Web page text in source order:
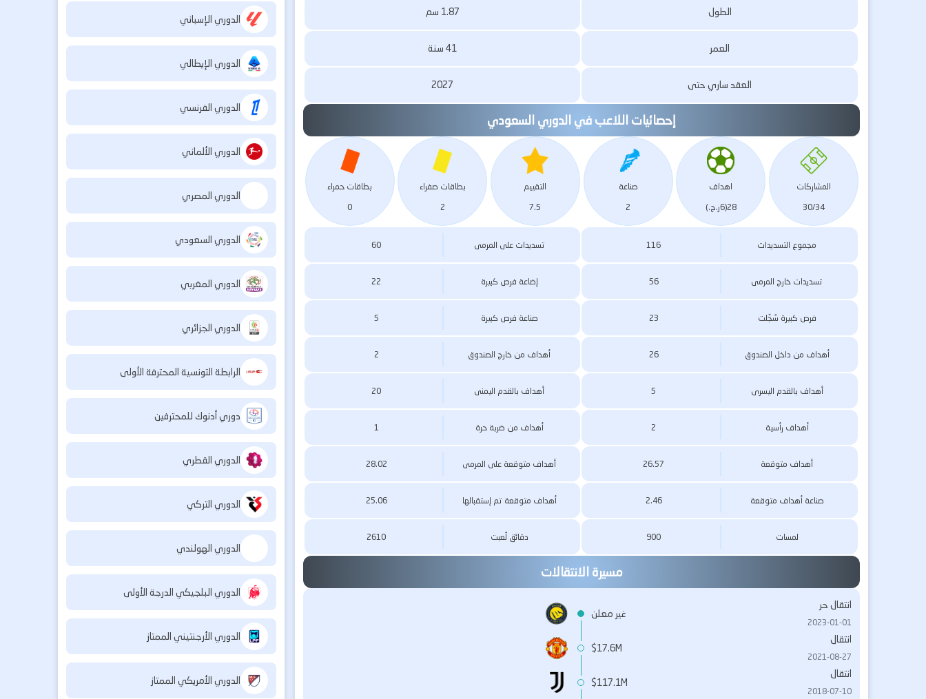
الطول 1.87 سم
العمر 41 سنة
العقد ساري حتى 2027
إحصائيات اللاعب في الدوري السعودي
المشاركات
30/34
اهداف
28(6ر.ج.)
صناعة
2
التقييم
7.5
بطاقات صفراء
2
بطاقات حمراء
0
مجموع التسديدات 116 تسديدات على المرمى 60
تسديدات خارج المرمى 56 إضاعة فرص كبيرة 22
فرص كبيرة سُجّلت 23 صناعة فرص كبيرة 5
أهداف من داخل الصندوق 26 أهداف من خارج الصندوق 2
أهداف بالقدم اليسرى 5 أهداف بالقدم اليمنى 20
أهداف رأسية 2 أهداف من ضربة حرة 1
أهداف متوقعة 26.57 أهداف متوقعة على المرمى 28.02
صناعة أهداف متوقعة 2.46 أهداف متوقعة تم إستقبالها 25.06
لمسات 900 دقائق لُعبت 2610
مسيرة الانتقالات
انتقال حر
2023-01-01
غير معلن
انتقال
2021-08-27
$17.6M
انتقال
2018-07-10
$117.1M
الدوري الإسباني
الدوري الإيطالي
الدوري الفرنسي
الدوري الألماني
الدوري المصري
الدوري السعودي
الدوري المغربي
الدوري الجزائري
الرابطة التونسية المحترفة الأولى
دوري أدنوك للمحترفين
الدوري القطري
الدوري التركي
الدوري الهولندي
الدوري البلجيكي الدرجة الأولى
الدوري الأرجنتيني الممتاز
الدوري الأمريكي الممتاز